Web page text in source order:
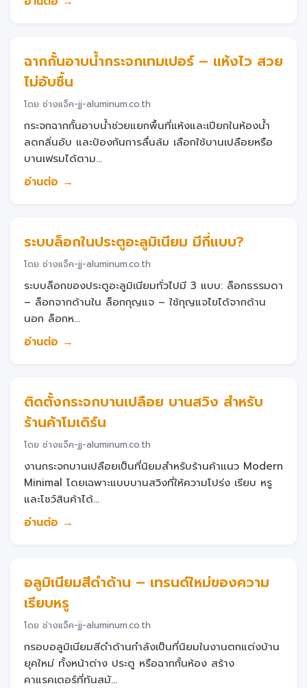
ฉากกั้นอาบน้ำกระจกเทมเปอร์ – แห้งไว สวย
ไม่อับชื้น
โดย ช่างแจ็ค-jj-aluminum.co.th
กระจกฉากกั้นอาบน้ำช่วยแยกพื้นที่แห้งและเปียกในห้องน้ำ
ลดกลิ่นอับ และป้องกันการลื่นล้ม เลือกใช้บานเปลือยหรือ
บานเฟรมได้ตาม...
อ่านต่อ →
ระบบล็อกในประตูอะลูมิเนียม มีกี่แบบ?
โดย ช่างแจ็ค-jj-aluminum.co.th
ระบบล็อกของประตูอะลูมิเนียมทั่วไปมี 3 แบบ: ล็อกธรรมดา
– ล็อกจากด้านใน ล็อกกุญแจ – ใช้กุญแจไขได้จากด้าน
นอก ล็อกห...
อ่านต่อ →
ติดตั้งกระจกบานเปลือย บานสวิง สำหรับ
ร้านค้าโมเดิร์น
โดย ช่างแจ็ค-jj-aluminum.co.th
งานกระจกบานเปลือยเป็นที่นิยมสำหรับร้านค้าแนว Modern
Minimal โดยเฉพาะแบบบานสวิงที่ให้ความโปร่ง เรียบ หรู
และโชว์สินค้าได้...
อ่านต่อ →
อลูมิเนียมสีดำด้าน – เทรนด์ใหม่ของความ
เรียบหรู
โดย ช่างแจ็ค-jj-aluminum.co.th
กรอบอลูมิเนียมสีดำด้านกำลังเป็นที่นิยมในงานตกแต่งบ้าน
ยุคใหม่ ทั้งหน้าต่าง ประตู หรือฉากกั้นห้อง สร้าง
คาแรคเตอร์ที่ทันสมั...